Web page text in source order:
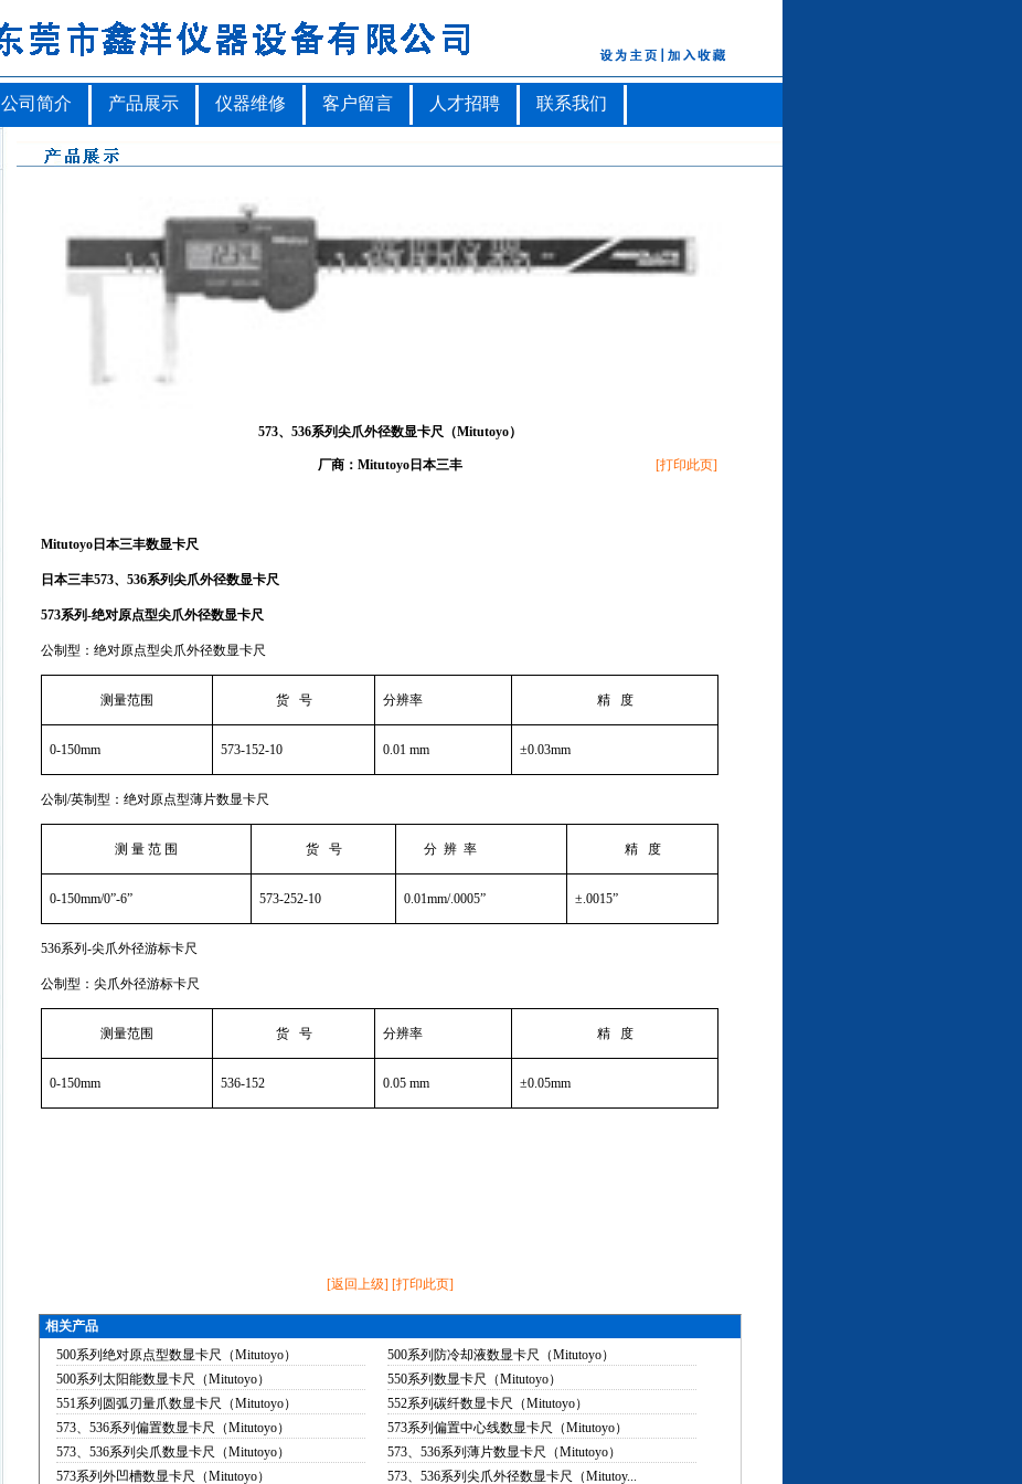
公司简介 产品展示 仪器维修 客户留言 人才招聘 联系我们
573、536系列尖爪外径数显卡尺（Mitutoyo）
厂商：Mitutoyo日本三丰 [打印此页]
Mitutoyo 日本三丰数显卡尺
日本三丰573、 536系列尖爪外径数显卡尺
573系列-绝对原点型尖爪外径数显卡尺
公制型：绝对原点型尖爪外径数显卡尺
测量范围 货 号 分辨率 精 度
0-150mm 573-152-10 0.01 mm ±0.03mm
公制 /英制型：绝对原点型薄片数显卡尺
测 量 范 围 货 号 分 辨 率 精 度
0-150mm/0”-6” 573-252-10 0.01mm/.0005” ±.0015”
536系列 -尖爪外径游标卡尺
公制型：尖爪外径游标卡尺
测量范围 货 号 分辨率 精 度
0-150mm 536-152 0.05 mm ±0.05mm
[返回上级] [打印此页]
相关产品
500系列绝对原点型数显卡尺（Mitutoyo）
500系列防冷却液数显卡尺（Mitutoyo）
500系列太阳能数显卡尺（Mitutoyo）
550系列数显卡尺（Mitutoyo）
551系列圆弧刃量爪数显卡尺（Mitutoyo）
552系列碳纤数显卡尺（Mitutoyo）
573、536系列偏置数显卡尺（Mitutoyo）
573系列偏置中心线数显卡尺（Mitutoyo）
573、536系列尖爪数显卡尺（Mitutoyo）
573、536系列薄片数显卡尺（Mitutoyo）
573系列外凹槽数显卡尺（Mitutoyo）
573、536系列尖爪外径数显卡尺（Mitutoy...